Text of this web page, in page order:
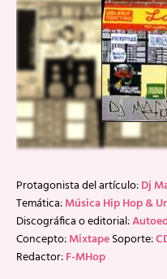
Protagonista del artículo:Dj
Temática:Música Hip Hop &
Discográfica o editorial:
Concepto:MixtapeSoporte:
Redactor:F-MHop